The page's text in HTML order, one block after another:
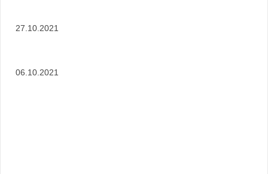
27.10.2021
06.10.2021